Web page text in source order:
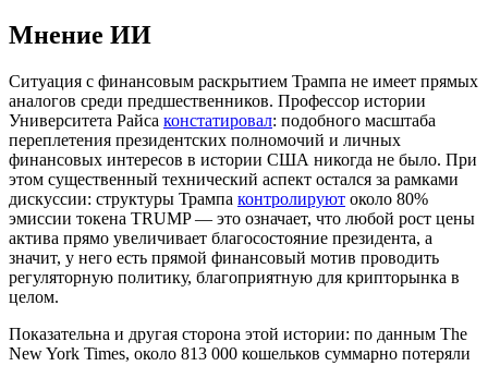
Мнение ИИ
Ситуация с финансовым раскрытием Трампа не имеет прямых
аналогов среди предшественников. Профессор истории
Университета Райса констатировал: подобного масштаба
переплетения президентских полномочий и личных
финансовых интересов в истории США никогда не было. При
этом существенный технический аспект остался за рамками
дискуссии: структуры Трампа контролируют около 80%
эмиссии токена TRUMP — это означает, что любой рост цены
актива прямо увеличивает благосостояние президента, а
значит, у него есть прямой финансовый мотив проводить
регуляторную политику, благоприятную для крипторынка в
целом.
Показательна и другая сторона этой истории: по данным The
New York Times, около 813 000 кошельков суммарно потеряли